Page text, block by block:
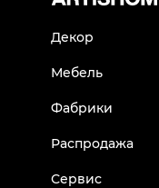
Декор
Мебель
Фабрики
Распродажа
Сервис